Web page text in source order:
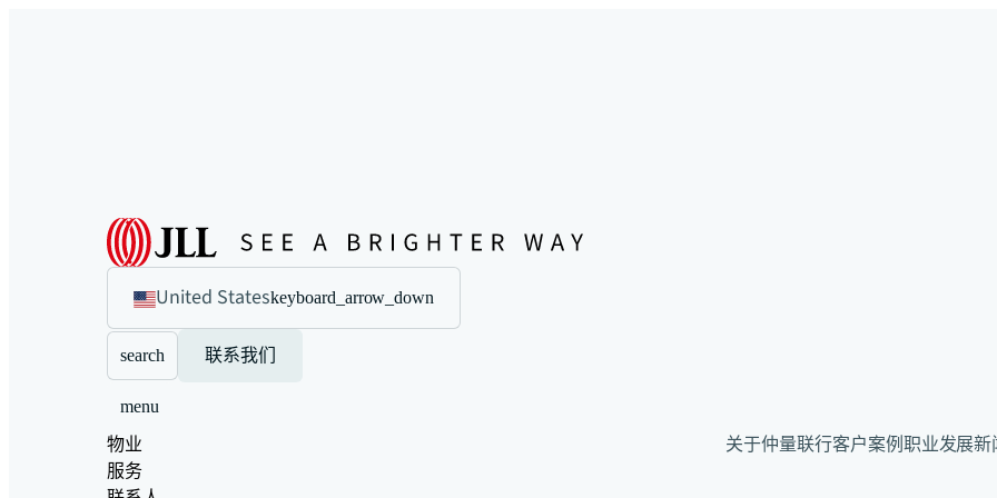
United Stateskeyboard_arrow_down
search 联系我们
menu
物业
服务
关于仲量联行客户案例职业发展新